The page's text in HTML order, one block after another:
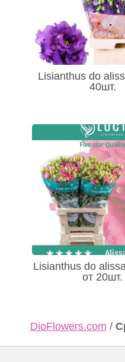
Lisianthus do
40шт.
Lisianthus do
от 20шт.
DioFlowers.com /